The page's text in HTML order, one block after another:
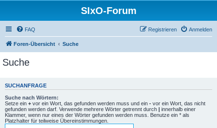
SIxO-Forum
FAQ Anmelden
Registrieren
Foren-Übersicht Suche
Suche
SUCHANFRAGE
Suche nach Wörtern:
Setze ein + vor ein Wort, das gefunden werden muss und ein - vor ein Wort, das nicht
gefunden werden darf. Verwende mehrere Wörter getrennt durch | innerhalb einer
Klammer, wenn nur eines der Wörter gefunden werden muss. Benutze ein * als
Platzhalter für teilweise Übereinstimmungen.